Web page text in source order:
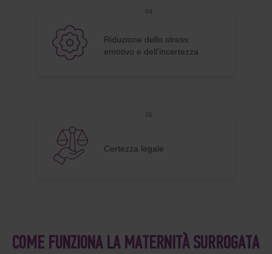
Riduzione dello stress
emotivo e dell'incertezza
Certezza legale
COME FUNZIONA LA MATERNITÀ SURROGATA